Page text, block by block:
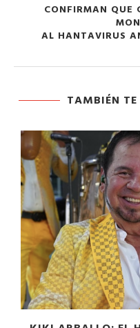
CONFIRMAN QUE
AL HANTAVIRUS
TAMBIÉN TE